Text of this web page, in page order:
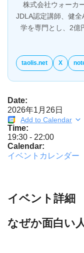
株式会社ウォーカ
JDLA認定講師、健
学を専門とし、2億
taolis.net X
Date:
2026年1月26日
Add to Calendar
Time:
19:30 - 22:00
Calendar:
イベントカレンダー
イベント詳細
なぜか面白い